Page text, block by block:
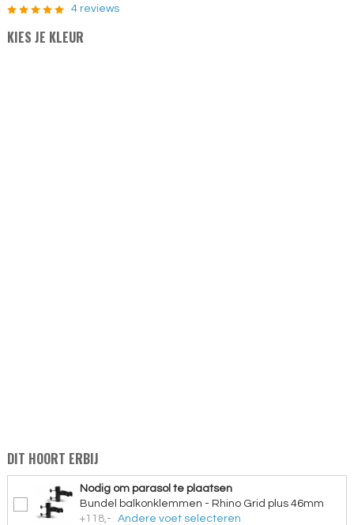
4 reviews
KIES JE KLEUR
DIT HOORT ERBIJ
Nodig om parasol te plaatsen
Bundel balkonklemmen - Rhino Grid plus 46mm
+118,-
Andere voet selecteren